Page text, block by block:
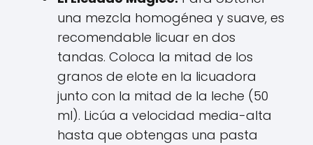
una mezcla homogénea y suave, es
recomendable licuar en dos
tandas. Coloca la mitad de los
granos de elote en la licuadora
junto con la mitad de la leche (50
ml). Licúa a velocidad media-alta
hasta que obtengas una pasta